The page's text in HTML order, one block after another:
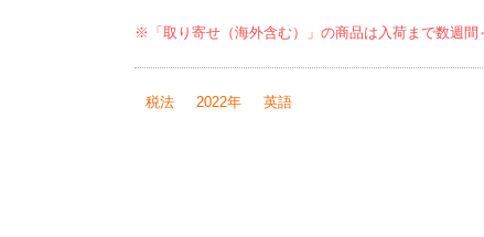
※「取り寄せ（海外含む）」の商品は入荷まで数週
税法 2022年 英語